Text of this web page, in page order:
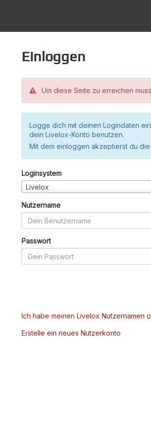
Einloggen
Um diese Seite zu erreichen
Logge dich mit deinen Logindaten
dein Livelox-Konto benutzen.
Mit dem einloggen akzeptierst du die
Loginsystem
Livelox
Nutzername
Passwort
Ich habe meinen Livelox Nutzernamen
Erstelle ein neues Nutzerkonto